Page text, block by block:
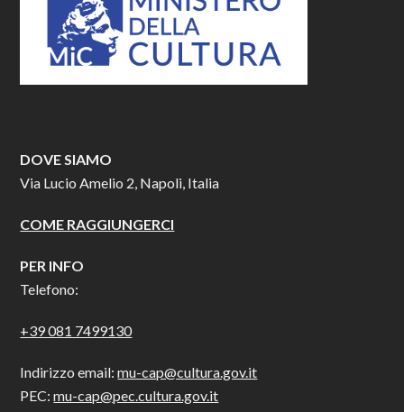
DOVE SIAMO
Via Lucio Amelio 2, Napoli, Italia
COME RAGGIUNGERCI
PER INFO
Telefono:
+39 081 7499130
Indirizzo email:mu-cap@cultura.gov.it
PEC:mu-cap@pec.cultura.gov.it